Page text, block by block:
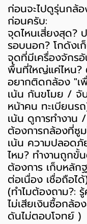
ก่อนจะไปดูรุ่นกล้อ
ก่อนครับ:
จุดไหนเสี่ยงสุด?
รอบนอก? โกดัง
จุดที่มีเครื่องจักรอั
พื้นที่ใหญ่แค่ไหน?
อยากติดกล้อง "เ
เน้น กันขโมย / จั
หน้าคน ทะเบียนร
เน้น ดูการทำงา
ต้องการกล้องที่ซู
เน้น ความปลอดภั
ไหม? ทำงานถูกขั้
ต้องการ เก็บหลัก
ต่อเนื่อง เชื่อถือไ
(ทำไมต้องถาม?:
ไม่เสียเงินซื้อกล้อ
ดันไม่ตอบโจทย์ )